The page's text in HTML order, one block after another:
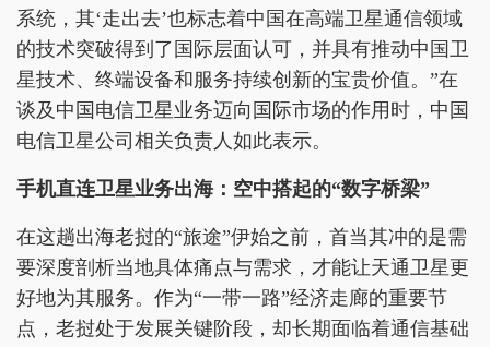
系统，其‘走出去’也标志着中国在高端卫星通信领域
的技术突破得到了国际层面认可，并具有推动中国卫
星技术、终端设备和服务持续创新的宝贵价值。”在
谈及中国电信卫星业务迈向国际市场的作用时，中国
电信卫星公司相关负责人如此表示。
手机直连卫星业务出海：空中搭起的“数字桥梁”
在这趟出海老挝的“旅途”伊始之前，首当其冲的是需
要深度剖析当地具体痛点与需求，才能让天通卫星更
好地为其服务。作为“一带一路”经济走廊的重要节
点，老挝处于发展关键阶段，却长期面临着通信基础